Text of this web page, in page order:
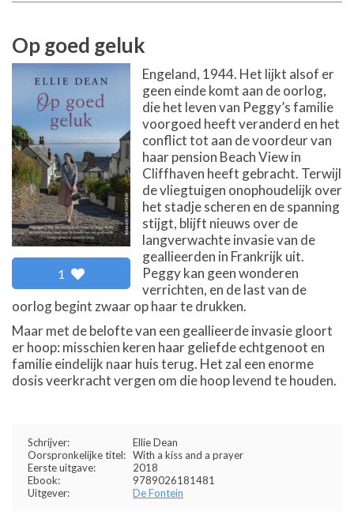
Op goed geluk
1
Engeland, 1944. Het lijkt alsof er
geen einde komt aan de oorlog,
die het leven van Peggy’s familie
voorgoed heeft veranderd en het
conflict tot aan de voordeur van
haar pension Beach View in
Cliffhaven heeft gebracht. Terwijl
de vliegtuigen onophoudelijk over
het stadje scheren en de spanning
stijgt, blijft nieuws over de
langverwachte invasie van de
geallieerden in Frankrijk uit.
Peggy kan geen wonderen
verrichten, en de last van de
oorlog begint zwaar op haar te drukken.
Maar met de belofte van een geallieerde invasie gloort
er hoop: misschien keren haar geliefde echtgenoot en
familie eindelijk naar huis terug. Het zal een enorme
dosis veerkracht vergen om die hoop levend te houden.
Schrijver:
Ellie Dean
Oorspronkelijke titel: With a kiss and a prayer
Eerste uitgave:
2018
Ebook:
9789026181481
Uitgever:
De Fontein